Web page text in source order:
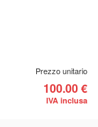
Prezzo unitario
100.00 €
IVA inclusa